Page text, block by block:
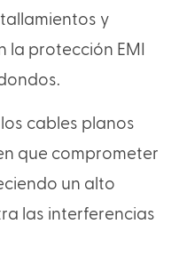
y
la protección EMI
cables planos
que comprometer
un alto
las interferencias